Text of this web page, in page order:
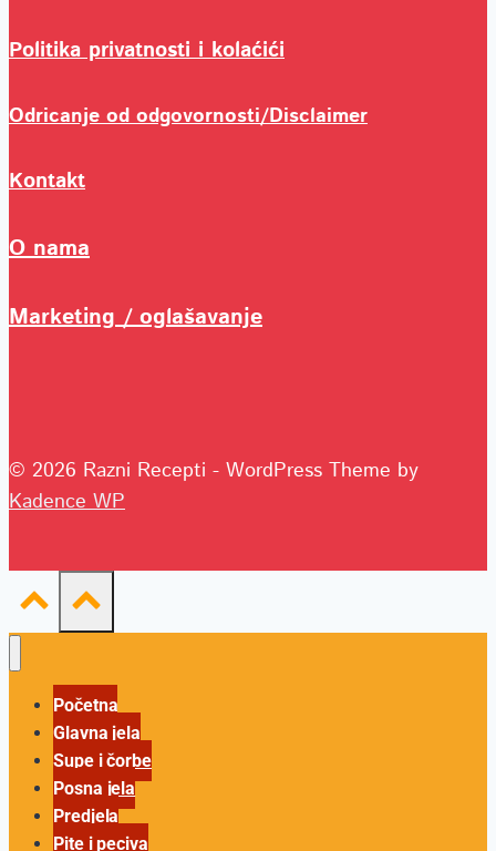
Politika privatnosti i kolaćići
Odricanje od odgovornosti/Disclaimer
Kontakt
O nama
Marketing / oglašavanje
© 2026 Razni Recepti - WordPress Theme by
Kadence WP
Početna
Glavna jela
Supe i čorbe
Posna jela
Predjela
Pite i peciva